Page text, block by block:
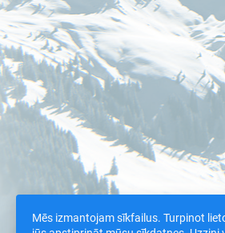
Mēs izmantojam sīkfailus. Turpinot